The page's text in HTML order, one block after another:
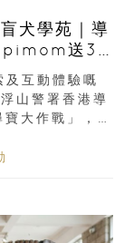
犬學苑｜導
送3
及互動體驗嘅
山警署香港導
大作戰」，家